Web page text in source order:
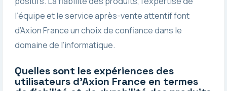
l’équipe et le service après-vente attentif font
d’Axion France un choix de confiance dans le
domaine de l’informatique.
Quelles sont les expériences des
utilisateurs d’Axion France en termes